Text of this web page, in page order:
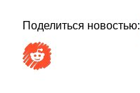
Поделиться новостью: